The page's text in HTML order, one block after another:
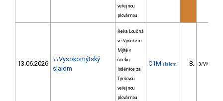
veřejnou
plovárnou
13.06.2026 65 Vysokomýtský
slalom
Řeka Loučná
ve Vysokém
Mýtě v
úseku
loděnice za
Tyršovou
veřejnou
plovárnou
C1M slalom 8. 3/VM